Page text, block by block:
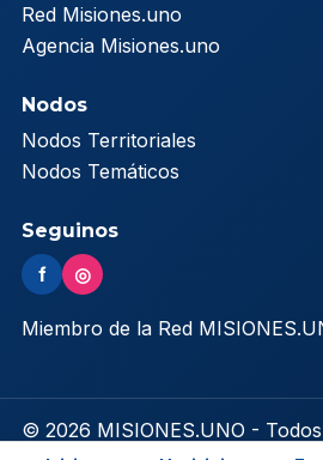
Red Misiones.uno
Agencia Misiones.uno
Nodos
Nodos Territoriales
Nodos Temáticos
Seguinos
f ◎
Miembro de la Red
© 2026 MISIONES.UNO -
reservados